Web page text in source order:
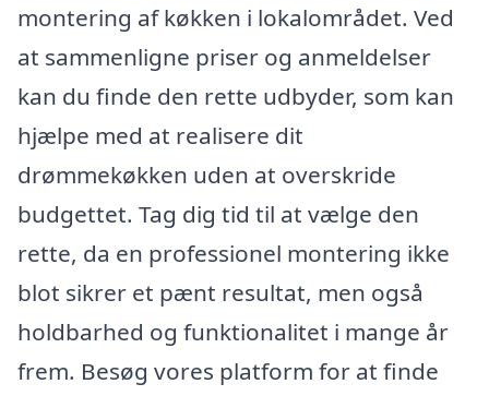
montering af køkken i lokalområdet. Ved
at sammenligne priser og anmeldelser
kan du finde den rette udbyder, som kan
hjælpe med at realisere dit
drømmekøkken uden at overskride
budgettet. Tag dig tid til at vælge den
rette, da en professionel montering ikke
blot sikrer et pænt resultat, men også
holdbarhed og funktionalitet i mange år
frem. Besøg vores platform for at finde